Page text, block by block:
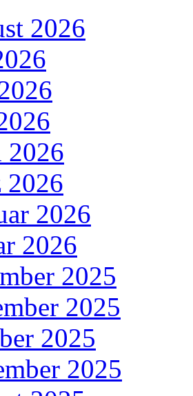
2026
2026
2026
2026
2025
2025
2025
2025